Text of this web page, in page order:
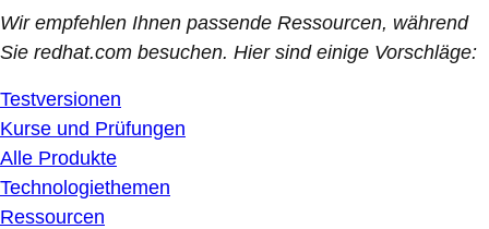
Wir empfehlen Ihnen passende Ressourcen, während
Sie redhat.com besuchen. Hier sind einige Vorschläge:
Testversionen
Kurse und Prüfungen
Alle Produkte
Technologiethemen
Ressourcen